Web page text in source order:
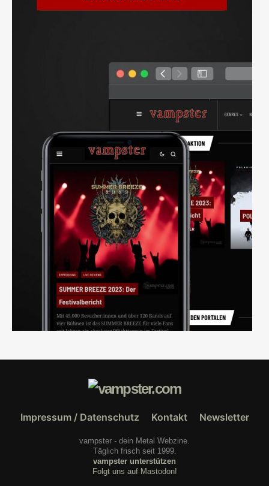
Impressum / Datenschutz Kontakt Newsletter
vampster - dein Metal Webzine.
Täglich frisch seit 1999.
vampster unterstützen
Folgt uns auf Mastodon!